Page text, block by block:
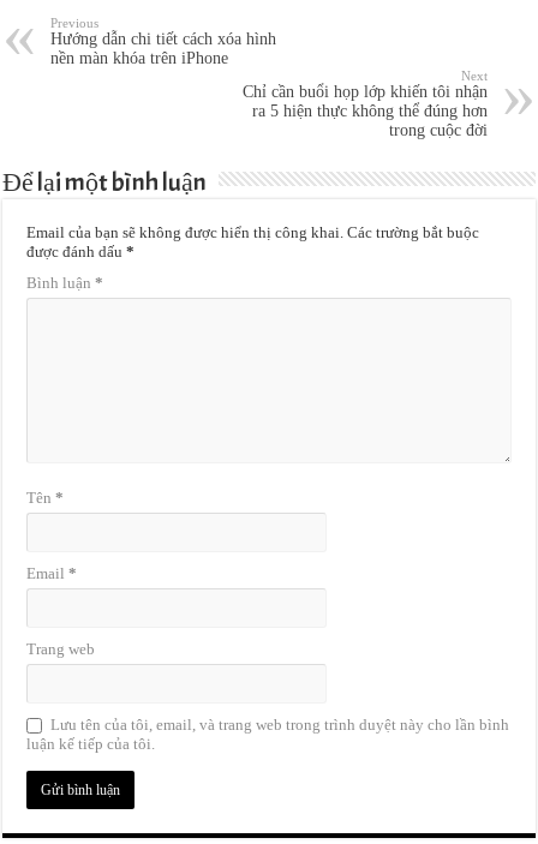
Previous
Hướng dẫn chi tiết cách xóa hình
nền màn khóa trên iPhone
Next
Chỉ cần buổi họp lớp khiến tôi nhận
ra 5 hiện thực không thể đúng hơn
trong cuộc đời
Để lại một bình luận
Email của bạn sẽ không được hiển thị công khai. Các trường bắt buộc
được đánh dấu*
Bình luận*
Tên*
Email*
Trang web
Lưu tên của tôi, email, và trang web trong trình duyệt này cho lần bình
luận kế tiếp của tôi.